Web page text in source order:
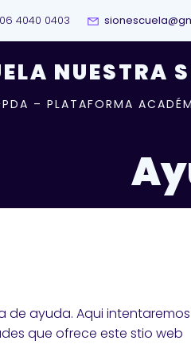
4040 0403
NUESTRA
PDA – PLATAFORMA
de ayuda. Aqui
que ofrece este stio web